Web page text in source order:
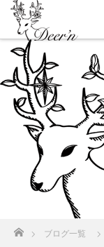
ブログ一覧